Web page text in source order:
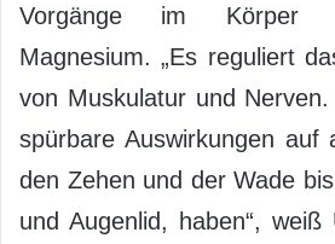
Vorgänge im Körper
Magnesium. „Es reguliert
von Muskulatur und
spürbare Auswirkungen auf
den Zehen und der Wade
und Augenlid, haben“,